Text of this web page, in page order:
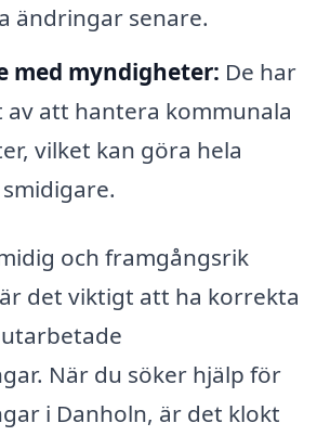
ändringar senare.
med myndigheter: De har
att hantera kommunala
vilket kan göra hela
och framgångsrik
det viktigt att ha korrekta
När du söker hjälp för
i Danholn, är det klokt